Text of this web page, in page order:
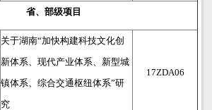
省、部级项目
关于湖南“加快构建科技文化创
新体系、现代产业体系、新型城
镇体系、综合交通枢纽体系”研
究
17ZDA06